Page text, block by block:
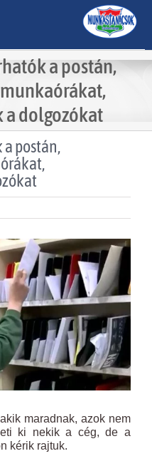
a postán,
a dolgozókat
postán,
maradnak, azok nem
ki nekik a cég, de a
kérik rajtuk.